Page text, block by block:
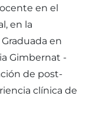
en el
en la
en
Gimbernat -
de post-
clínica de